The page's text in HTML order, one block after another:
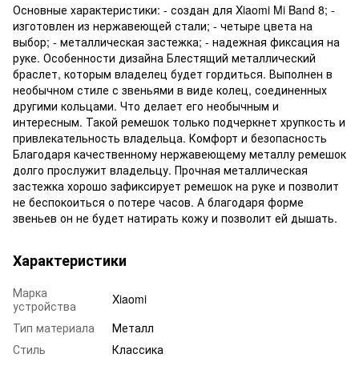
Основные характеристики: - создан для Xiaomi Mi Band 8; -
изготовлен из нержавеющей стали; - четыре цвета на
выбор; - металлическая застежка; - надежная фиксация на
руке. Особенности дизайна Блестящий металлический
браслет, которым владелец будет гордиться. Выполнен в
необычном стиле с звеньями в виде колец, соединенных
другими кольцами. Что делает его необычным и
интересным. Такой ремешок только подчеркнет хрупкость и
привлекательность владельца. Комфорт и безопасность
Благодаря качественному нержавеющему металлу ремешок
долго прослужит владельцу. Прочная металлическая
застежка хорошо зафиксирует ремешок на руке и позволит
не беспокоиться о потере часов. А благодаря форме
звеньев он не будет натирать кожу и позволит ей дышать.
Характеристики
Марка
устройства
Xiaomi
Тип материала
Металл
Стиль
Классика